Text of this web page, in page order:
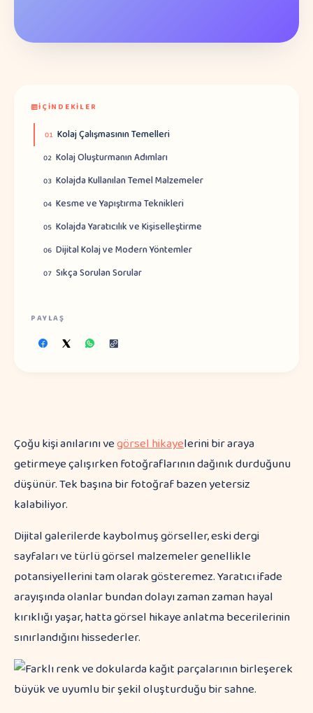
İÇINDEKILER
01 Kolaj Çalışmasının Temelleri
02 Kolaj Oluşturmanın Adımları
03 Kolajda Kullanılan Temel Malzemeler
04 Kesme ve Yapıştırma Teknikleri
05 Kolajda Yaratıcılık ve Kişiselleştirme
06 Dijital Kolaj ve Modern Yöntemler
07 Sıkça Sorulan Sorular
PAYLAŞ
Çoğu kişi anılarını vegörsel hikayelerini bir araya
getirmeye çalışırken fotoğraflarının dağınık durduğunu
düşünür. Tek başına bir fotoğraf bazen yetersiz
kalabiliyor.
Dijital galerilerde kaybolmuş görseller, eski dergi
sayfaları ve türlü görsel malzemeler genellikle
potansiyellerini tam olarak gösteremez. Yaratıcı ifade
arayışında olanlar bundan dolayı zaman zaman hayal
kırıklığı yaşar, hatta görsel hikaye anlatma becerilerinin
sınırlandığını hissederler.